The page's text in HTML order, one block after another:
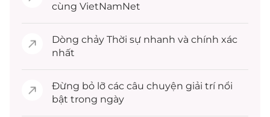
cùng VietNamNet
Dòng chảy Thời sự nhanh và chính xác
nhất
Đừng bỏ lỡ các câu chuyện giải trínổi
bật trong ngày